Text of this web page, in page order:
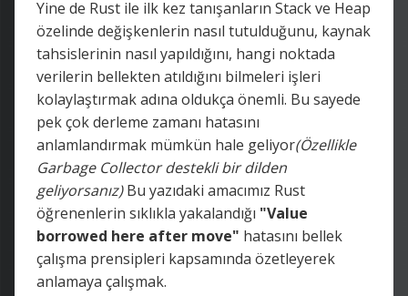
Yine de Rust ile ilk kez tanışanların Stack ve Heap
özelinde değişkenlerin nasıl tutulduğunu, kaynak
tahsislerinin nasıl yapıldığını, hangi noktada
verilerin bellekten atıldığını bilmeleri işleri
kolaylaştırmak adına oldukça önemli. Bu sayede
pek çok derleme zamanı hatasını
anlamlandırmak mümkün hale geliyor(Özellikle
Garbage Collector destekli bir dilden
geliyorsanız)Bu yazıdaki amacımız Rust
öğrenenlerin sıklıkla yakalandığı "Value
borrowed here after move" hatasını bellek
çalışma prensipleri kapsamında özetleyerek
anlamaya çalışmak.